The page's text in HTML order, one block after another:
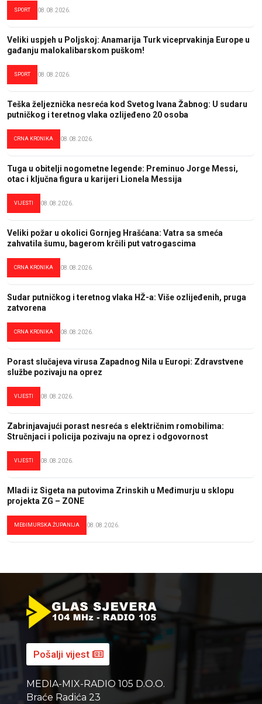
SPORT 08.08.2026.
Veliki uspjeh u Poljskoj: Anamarija Turk viceprvakinja Europe u
gađanju malokalibarskom puškom!
SPORT 08.08.2026.
Teška željeznička nesreća kod Svetog Ivana Žabnog: U sudaru
putničkog i teretnog vlaka ozlijeđeno 20 osoba
CRNA KRONIKA 08.08.2026.
Tuga u obitelji nogometne legende: Preminuo Jorge Messi,
otac i ključna figura u karijeri Lionela Messija
VIJESTI 08.08.2026.
Veliki požar u okolici Gornjeg Hrašćana: Vatra sa smeća
zahvatila šumu, bagerom krčili put vatrogascima
CRNA KRONIKA 08.08.2026.
Sudar putničkog i teretnog vlaka HŽ-a: Više ozlijeđenih, pruga
zatvorena
CRNA KRONIKA 08.08.2026.
Porast slučajeva virusa Zapadnog Nila u Europi: Zdravstvene
službe pozivaju na oprez
VIJESTI 08.08.2026.
Zabrinjavajući porast nesreća s električnim romobilima:
Stručnjaci i policija pozivaju na oprez i odgovornost
VIJESTI 08.08.2026.
Mladi iz Sigeta na putovima Zrinskih u Međimurju u sklopu
projekta ZG – ZONE
MEĐIMURSKA ŽUPANIJA 08.08.2026.
Pošalji vijest
MEDIA-MIX-RADIO 105 D.O.O.
Braće Radića 23